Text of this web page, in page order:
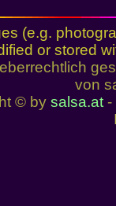
(e.g.
or stored
von
© by salsa.at-